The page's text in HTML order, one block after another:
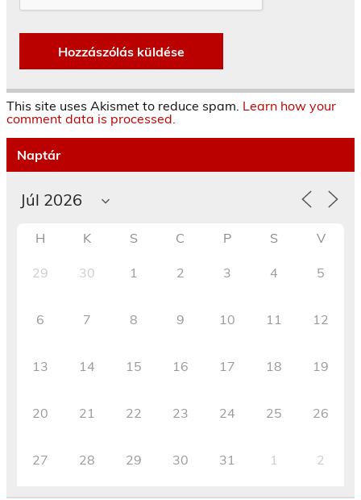
This site uses Akismet to reduce spam. Learn how your
comment data is processed.
Naptár
H K S C P S V
29 30 1 2 3 4 5
6 7 8 9 10 11 12
13 14 15 16 17 18 19
20 21 22 23 24 25 26
27 28 29 30 31 1 2